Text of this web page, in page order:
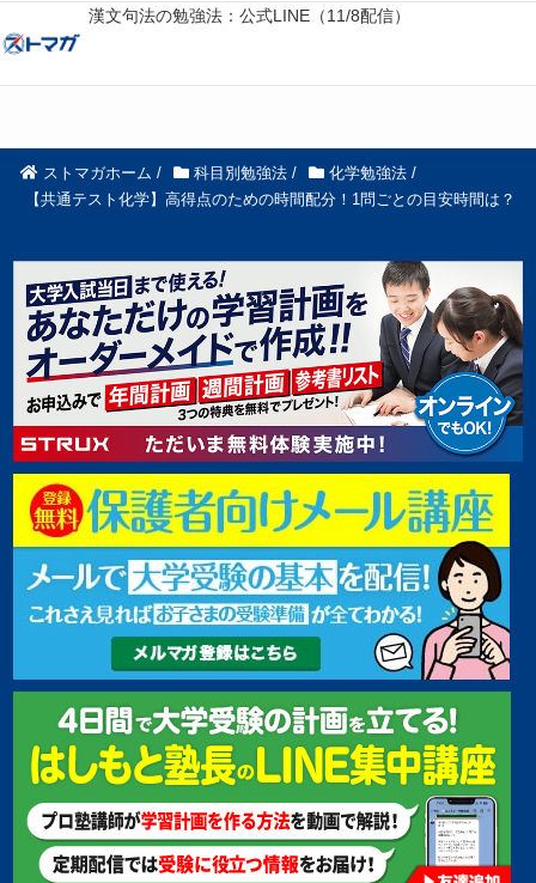
漢文句法の勉強法：公式LINE（11/8配信）
ストマガホーム / 科目別勉強法 / 化学勉強法 /
【共通テスト化学】高得点のための時間配分！1問ごとの目安時間は？